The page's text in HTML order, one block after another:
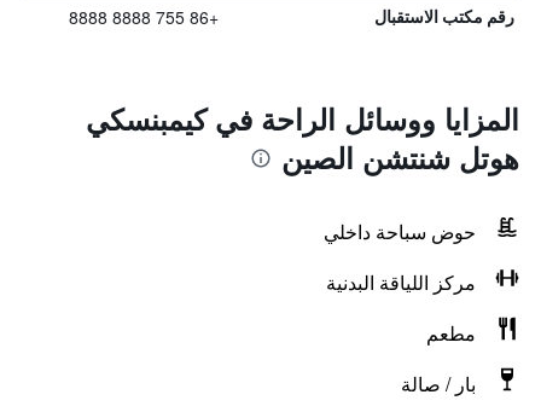
رقم مكتب الاستقبال +86 755 8888 8888
المزايا ووسائل الراحة في كيمبنسكي
هوتل شنتشن الصين
حوض سباحة داخلي
مركز اللياقة البدنية
مطعم
بار / صالة